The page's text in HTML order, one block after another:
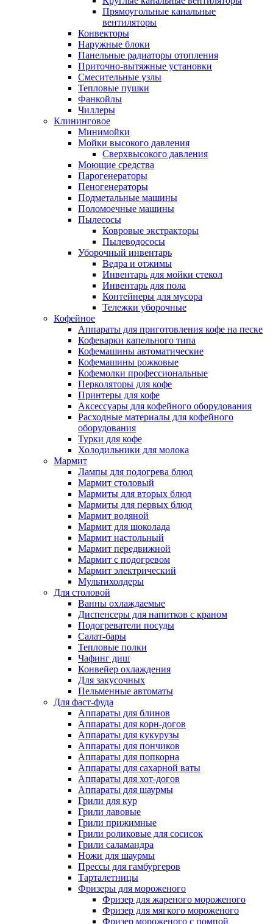
Прямоугольные канальные
вентиляторы
Конвекторы
Наружные блоки
Панельные радиаторы отопления
Приточно-вытяжные установки
Смесительные узлы
Тепловые пушки
Фанкойлы
Чиллеры
Клининговое
Минимойки
Мойки высокого давления
Сверхвысокого давления
Моющие средства
Парогенераторы
Пеногенераторы
Подметальные машины
Поломоечные машины
Пылесосы
Ковровые экстракторы
Пылеводососы
Уборочный инвентарь
Ведра и отжимы
Инвентарь для мойки стекол
Инвентарь для пола
Контейнеры для мусора
Тележки уборочные
Кофейное
Аппараты для приготовления кофе на песке
Кофеварки капельного типа
Кофемашины автоматические
Кофемашины рожковые
Кофемолки профессиональные
Перколяторы для кофе
Принтеры для кофе
Аксессуары для кофейного оборудования
Расходные материалы для кофейного
оборудования
Турки для кофе
Холодильники для молока
Мармит
Лампы для подогрева блюд
Мармит столовый
Мармиты для вторых блюд
Мармиты для первых блюд
Мармит водяной
Мармит для шоколада
Мармит настольный
Мармит передвижной
Мармит с подогревом
Мармит электрический
Мультихолдеры
Для столовой
Ванны охлаждаемые
Диспенсеры для напитков с краном
Подогреватели посуды
Салат-бары
Тепловые полки
Чафинг диш
Конвейер охлаждения
Для закусочных
Пельменные автоматы
Для фаст-фуда
Аппараты для блинов
Аппараты для корн-догов
Аппараты для кукурузы
Аппараты для пончиков
Аппараты для попкорна
Аппараты для сахарной ваты
Аппараты для хот-догов
Аппараты для шаурмы
Грили для кур
Грили лавовые
Грили прижимные
Грили роликовые для сосисок
Грили саламандра
Ножи для шаурмы
Прессы для гамбургеров
Тарталетницы
Фризеры для мороженого
Фризер для жареного мороженого
Фризер для мягкого мороженого
Фризер мороженого с помпой